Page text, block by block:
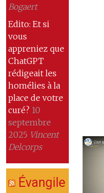
Bogaert
Edito: Et si
vous
appreniez que
ChatGPT
rédigeait les
homélies à la
place de votre
curé? 10
septembre
2025 Vincent
Delcorps
Évangile